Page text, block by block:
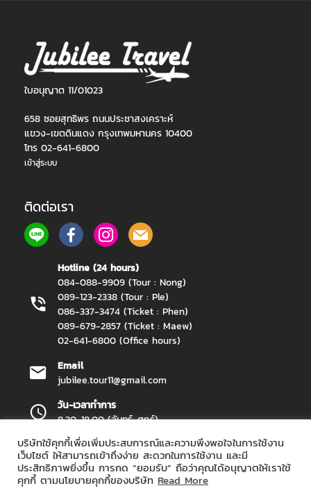
ใบอนุญาต 11/01023
658 ซอยสุทธิพร ถนนประชาสงเคราะห์
แขวง-เขตดินแดง กรุงเทพมหานคร 10400
โทร 02-641-6800
เข้าสู่ระบบ
ติดต่อเรา
Hotline (24 hours)
084-088-9909 (Tour : Nong)
089-123-2338 (Tour : Ple)
086-337-3474 (Ticket : Phen)
089-679-2857 (Ticket : Maew)
02-641-6800 (Office hours)
Email
jubilee.tour11@gmail.com
วัน-เวลาทำการ
8.30-18.00 (จันทร์-ศุกร์)
Jubilee Travel Copyright 2026.All Rights Reserved.
บริษัทใช้คุกกี้เพื่อเพิ่มประสบการณ์และความพึงพอใจในการใช้งาน
เว็บไซต์ ให้สามารถเข้าถึงง่าย สะดวกในการใช้งาน และมี
ประสิทธิภาพยิ่งขึ้น การกด “ยอมรับ” ถือว่าคุณได้อนุญาตให้เราใช้
คุกกี้ ตามนโยบายคุกกี้ของบริษัท Read More